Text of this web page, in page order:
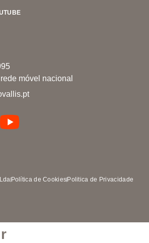
móvel nacional
Política de CookiesPolitica de Privacidade